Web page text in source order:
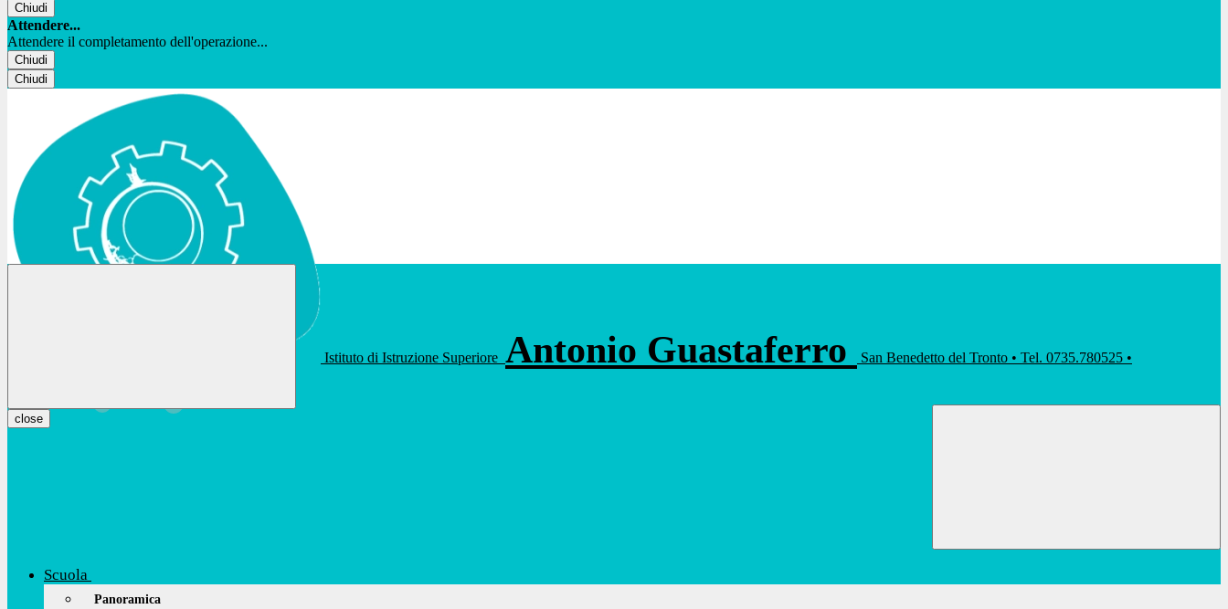
Chiudi
Attendere...
Attendere il completamento dell'operazione...
Chiudi
Chiudi
Istituto di Istruzione Superiore Antonio Guastaferro
San Benedetto del Tronto • Tel. 0735.780525 •
close
Scuola
Panoramica